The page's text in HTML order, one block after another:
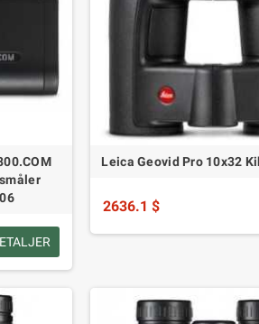
Leica Geovid Pro 10x32
2636.1 $